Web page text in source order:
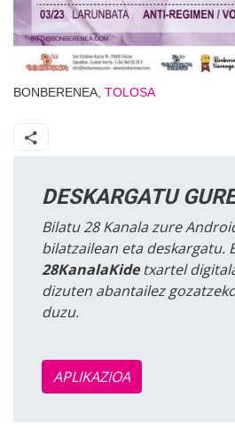
BONBERENEA, TOLOSA
DESKARGATU
Bilatu 28 Kanala zure
bilatzailean eta deskargatu.
28KanalaKidetxartel
dizuten abantailez
duzu.
APLIKAZIOA